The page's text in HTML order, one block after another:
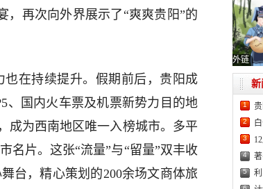
，再次向外界展示了“爽爽贵阳”的
在持续提升。假期前后，贵阳成
、国内火车票及机票新势力目的地
成为西南地区唯一入榜城市。多平
名片。这张“流量”与“留量”双丰收
台，精心策划的200余场文商体旅
外链
新
1
2
3
4
5